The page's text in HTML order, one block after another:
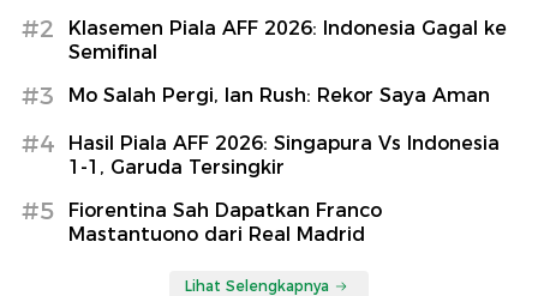
#2
Klasemen Piala AFF 2026: Indonesia Gagal ke
Semifinal
#3 Mo Salah Pergi, Ian Rush: Rekor Saya Aman
#4
Hasil Piala AFF 2026: Singapura Vs Indonesia
1-1, Garuda Tersingkir
#5
Fiorentina Sah Dapatkan Franco
Mastantuono dari Real Madrid
Lihat Selengkapnya